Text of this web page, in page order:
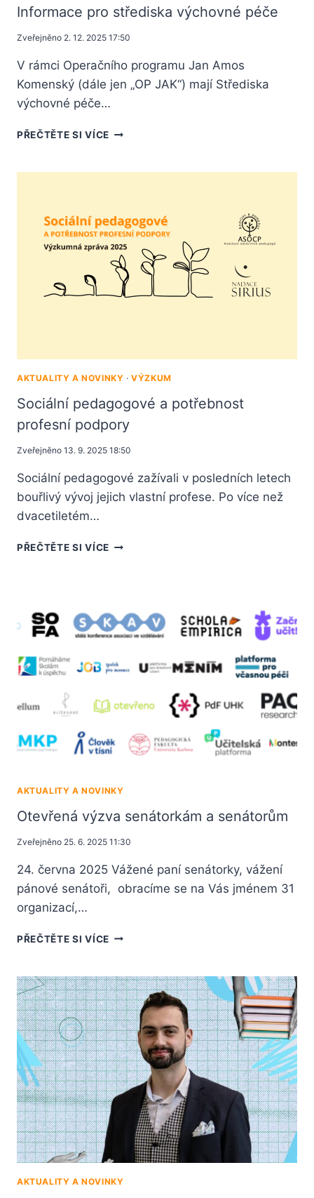
Informace pro střediska výchovné péče
Zveřejněno 2. 12. 2025 17:50
V rámci Operačního programu Jan Amos
Komenský (dále jen „OP JAK“) mají Střediska
výchovné péče…
PŘEČTĚTE SI VÍCE
AKTUALITY A NOVINKY ·VÝZKUM
Sociální pedagogové a potřebnost
profesní podpory
Zveřejněno 13. 9. 2025 18:50
Sociální pedagogové zažívali v posledních letech
bouřlivý vývoj jejich vlastní profese. Po více než
dvacetiletém…
PŘEČTĚTE SI VÍCE
AKTUALITY A NOVINKY
Otevřená výzva senátorkám a senátorům
Zveřejněno 25. 6. 2025 11:30
24. června 2025 Vážené paní senátorky, vážení
pánové senátoři, obracíme se na Vás jménem 31
organizací,…
PŘEČTĚTE SI VÍCE
AKTUALITY A NOVINKY